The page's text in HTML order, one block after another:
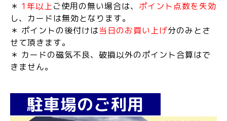
＊ 1年以上 ご使用の無い場合は、 ポイント点数を失効
し、カードは無効となります。
＊ ポイントの後付けは当日のお買い上げ分のみとさ
せて頂きます。
＊ カードの磁気不良、破損以外のポイント合算はで
きません。
駐車場のご利用